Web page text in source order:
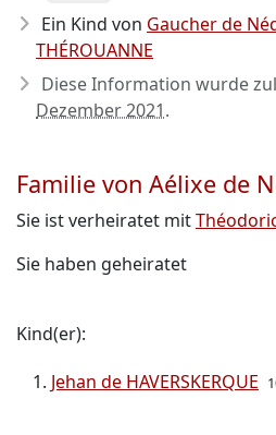
Ein Kind von Gaucher de
THÉROUANNE
Diese Information wurde
Dezember 2021.
Familie von Aélixe de
Sie ist verheiratet mit
Sie haben geheiratet
Kind(er):
Jehan de HAVERSKERQUE